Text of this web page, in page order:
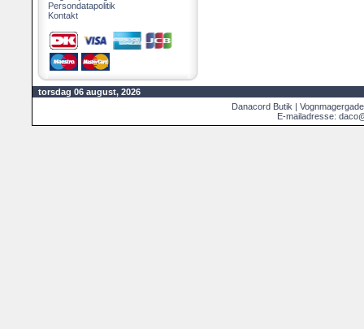
Persondatapolitik
Kontakt
torsdag 06 august, 2026
Danacord Butik |
E-mailadresse: